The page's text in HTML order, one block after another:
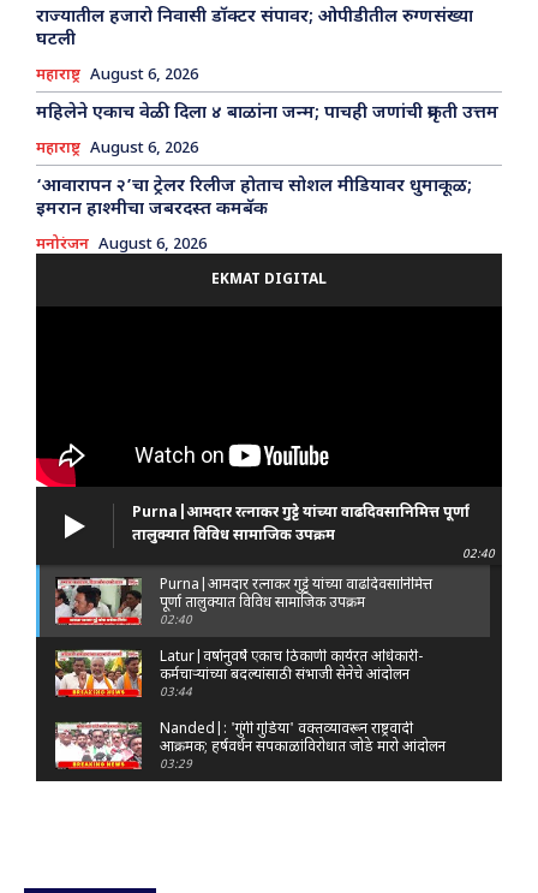
राज्यातील हजारो निवासी डॉक्टर संपावर; ओपीडीतील रुग्णसंख्या
घटली
महाराष्ट्र August 6, 2026
महिलेने एकाच वेळी दिला ४ बाळांना जन्म; पाचही जणांची प्रकृती उत्तम
महाराष्ट्र August 6, 2026
‘आवारापन २’चा ट्रेलर रिलीज होताच सोशल मीडियावर धुमाकूळ;
इमरान हाश्मीचा जबरदस्त कमबॅक
मनोरंजन August 6, 2026
EKMAT DIGITAL
Purna|आमदार रत्नाकर गुट्टे यांच्या वाढदिवसानिमित्त पूर्णा
तालुक्यात विविध सामाजिक उपक्रम
02:40
Purna|आमदार रत्नाकर गुट्टे यांच्या वाढदिवसानिमित्त
पूर्णा तालुक्यात विविध सामाजिक उपक्रम
02:40
Latur|वर्षानुवर्षे एकाच ठिकाणी कार्यरत अधिकारी-
कर्मचाऱ्यांच्या बदल्यांसाठी संभाजी सेनेचे आंदोलन
03:44
Nanded|: 'गुंगी गुडिया' वक्तव्यावरून राष्ट्रवादी
आक्रमक; हर्षवर्धन सपकाळांविरोधात जोडे मारो आंदोलन
03:29